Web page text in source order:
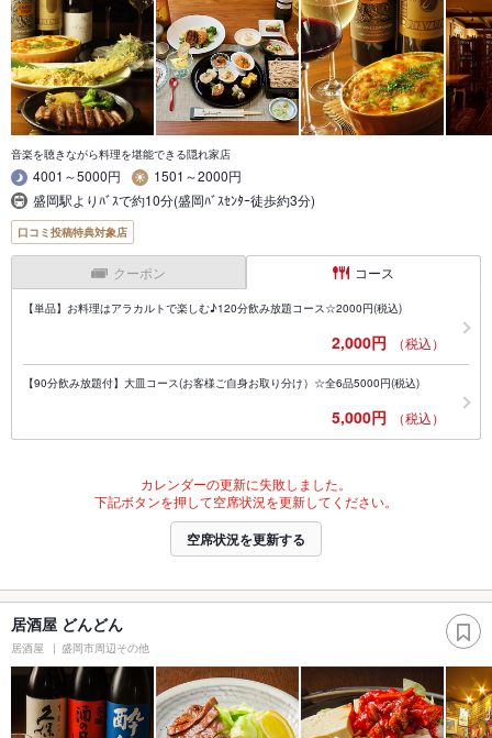
音楽を聴きながら料理を堪能できる隠れ家店
4001～5000円
1501～2000円
盛岡駅よりﾊﾞｽで約10分(盛岡ﾊﾞｽｾﾝﾀｰ徒歩約3分)
口コミ投稿特典対象店
クーポン コース
【単品】お料理はアラカルトで楽しむ♪120分飲み放題コース☆2000円(税込)
2,000円 （税込）
【90分飲み放題付】大皿コース(お客様ご自身お取り分け）☆全6品5000円(税込)
5,000円 （税込）
カレンダーの更新に失敗しました。
下記ボタンを押して空席状況を更新してください。
空席状況を更新する
居酒屋 どんどん
居酒屋 盛岡市周辺その他